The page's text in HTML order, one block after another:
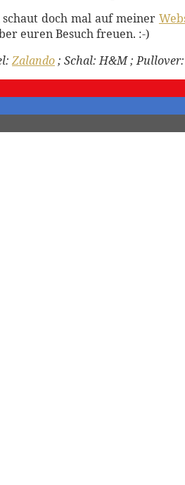
doch mal auf meiner
euren Besuch freuen. :-)
Zalando; Schal: H&M ;